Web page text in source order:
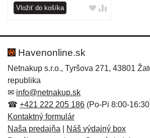
Vložiť do košíka
Havenonline.sk
Netnakup s.r.o., Tyršova 271, 43801
republika
✉ info@netnakup.sk
☎ +421 222 205 186 (Po-Pi 8:00-
Kontaktný formulár
Naša predajňa
Náš výdajný box